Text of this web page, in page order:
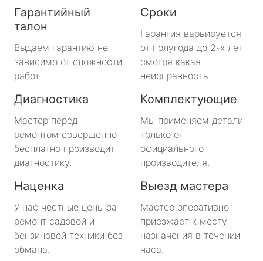
Гарантийный
талон
Выдаем гарантию не
зависимо от сложности
работ.
Сроки
Гарантия варьируется
от полугода до 2-х лет
смотря какая
неисправность.
Диагностика
Мастер перед
ремонтом совершенно
бесплатно производит
диагностику.
Комплектующие
Мы применяем детали
только от
официального
производителя.
Наценка
У нас честные цены за
ремонт садовой и
бензиновой техники без
обмана.
Выезд мастера
Мастер оперативно
приезжает к месту
назначения в течении
часа.